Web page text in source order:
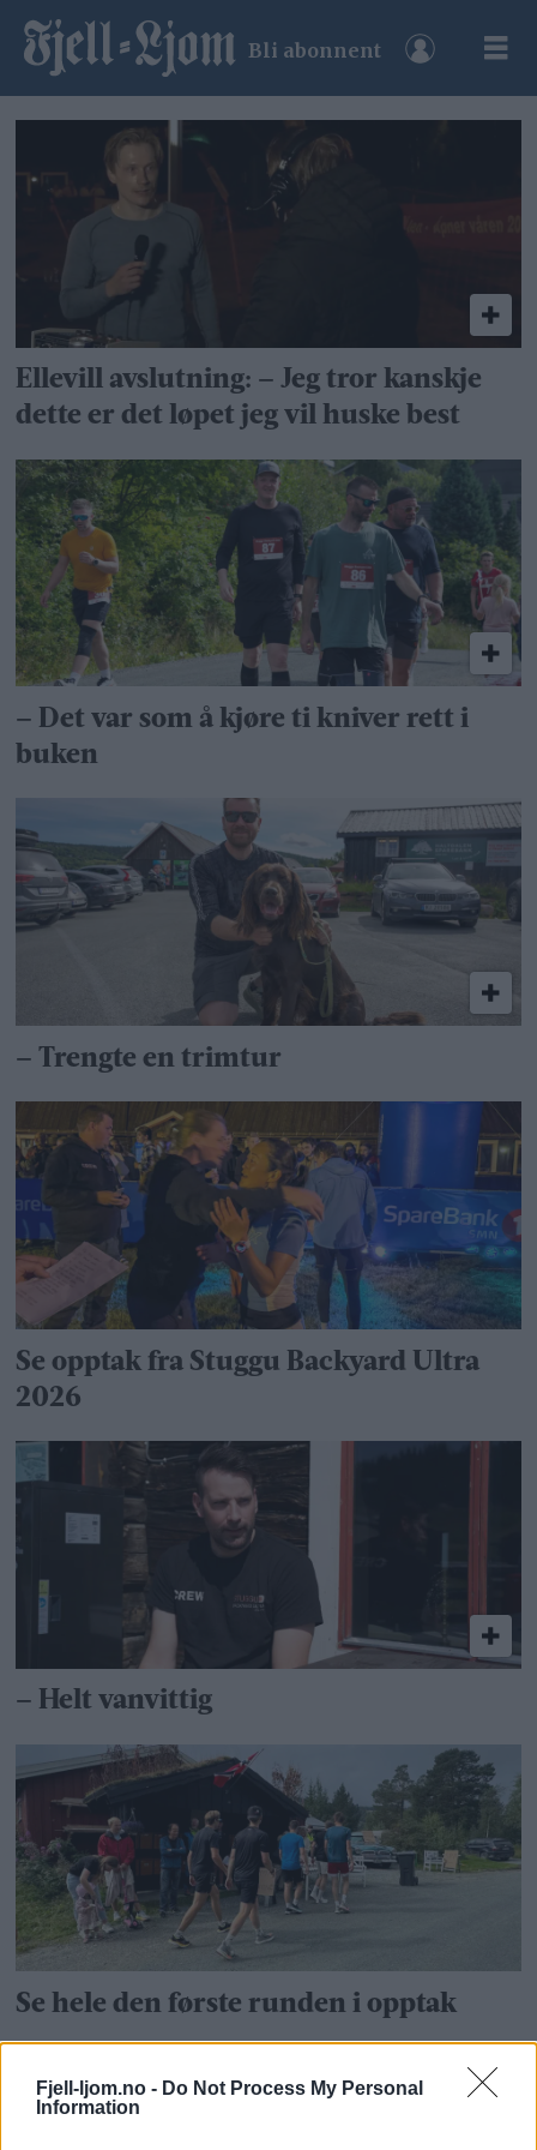
Fjell-ljom.no - Do Not Process My Personal
Information
Bli abonnent
Tag:
stuggu
backyard
ultra
Ellevill avslutning: – Jeg tror kanskje
dette er det løpet jeg vil huske best
– Det var som å kjøre ti kniver rett i
buken
– Trengte en trimtur
Se opptak fra Stuggu Backyard Ultra
2026
– Helt vanvittig
Se hele den første runden i opptak